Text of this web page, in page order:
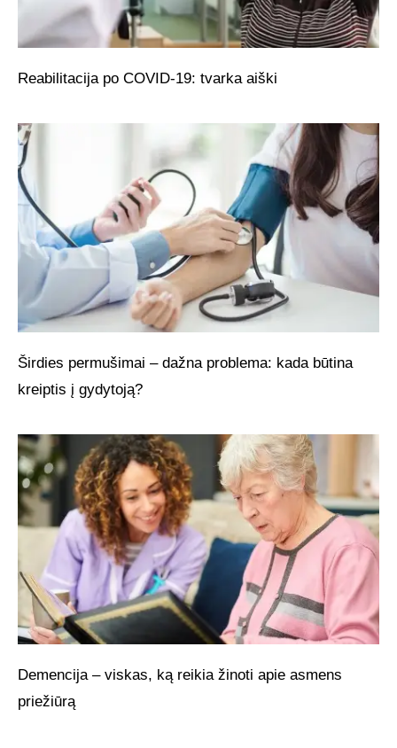
Reabilitacija po COVID-19: tvarka aiški
Širdies permušimai – dažna problema: kada būtina
kreiptis į gydytoją?
Demencija – viskas, ką reikia žinoti apie asmens
priežiūrą